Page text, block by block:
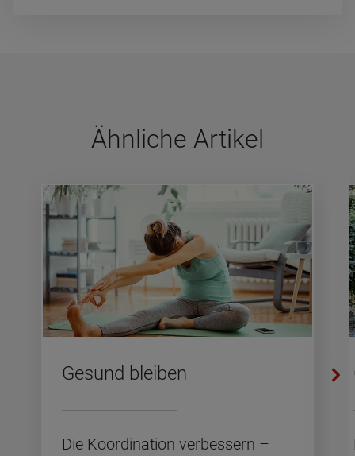
Ähn­li­che Arti­kel
Ge­sund blei­ben
Die Ko­or­di­na­ti­on ver­bes­sern –